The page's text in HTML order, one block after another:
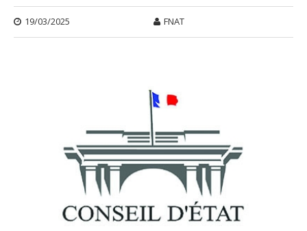
19/03/2025 FNAT